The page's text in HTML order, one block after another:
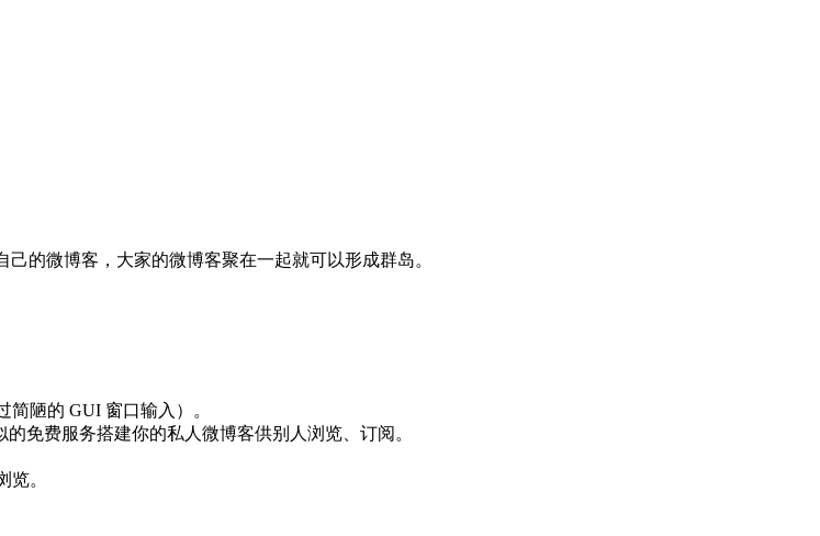
的微博客，大家的微博客聚在一起就可以形成群岛。
陋的 GUI 窗口输入）。
免费服务搭建你的私人微博客供别人浏览、订阅。
。